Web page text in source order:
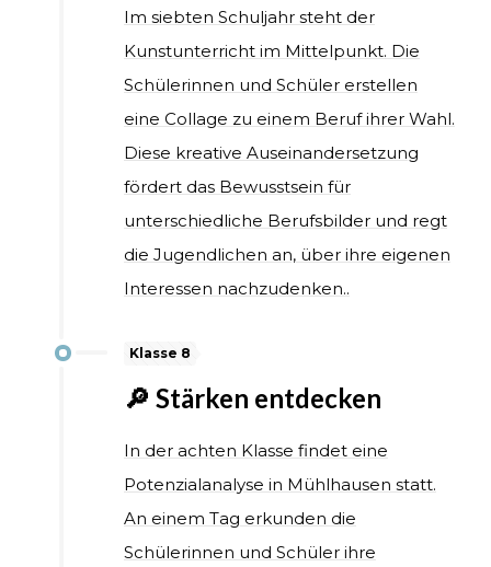
Im siebten Schuljahr steht der
Kunstunterricht im Mittelpunkt. Die
Schülerinnen und Schüler erstellen
eine Collage zu einem Beruf ihrer Wahl.
Diese kreative Auseinandersetzung
fördert das Bewusstsein für
unterschiedliche Berufsbilder und regt
die Jugendlichen an, über ihre eigenen
Interessen nachzudenken..
Klasse 8
🔎 Stärken entdecken
In der achten Klasse findet eine
Potenzialanalyse in Mühlhausen statt.
An einem Tag erkunden die
Schülerinnen und Schüler ihre